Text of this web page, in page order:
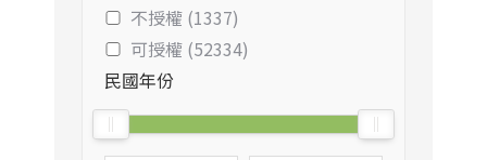
不授權 (1337)
可授權 (52334)
民國年份